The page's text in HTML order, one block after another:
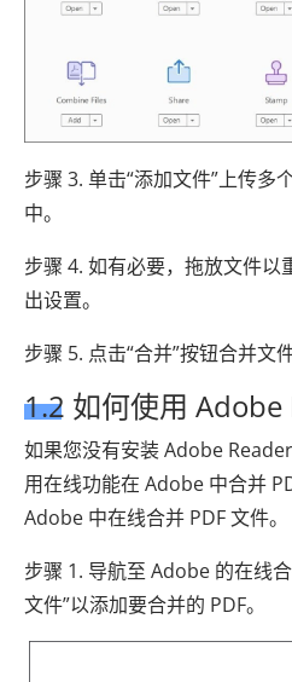
步骤 3. 单击“添加文件”上传多
中。
步骤 4. 如有必要，拖放文件
出设置。
步骤 5. 点击“合并”按钮合并文
1.2 如何使用 Adob​​e
如果您没有安装 Adob​​e
用在线功能在 Adob​​e 中合并
Adob​​e 中在线合并 PDF 文件。
步骤 1. 导航至 Adob​​e 的在线
文件”以添加要合并的 PDF。